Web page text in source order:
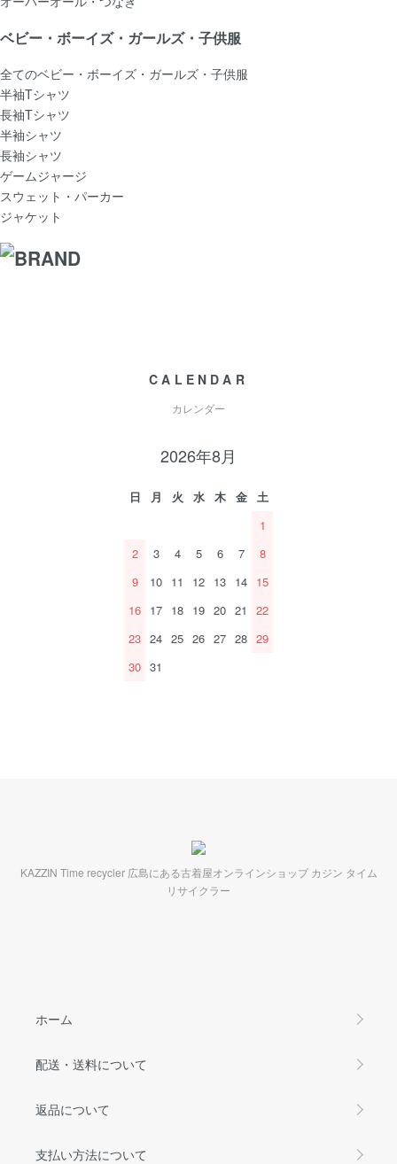
ベビー・ボーイズ・ガールズ・子供服
全てのベビー・ボーイズ・ガールズ・子供服
半袖Tシャツ
長袖Tシャツ
半袖シャツ
長袖シャツ
ゲームジャージ
スウェット・パーカー
ジャケット
CALENDAR
カレンダー
2026年8月
日 月 火 水 木 金
土
1
2
3 4 5 6 7
8
9
10 11 12 13 14 15
16 17 18 19 20 21
22
23 24 25 26 27 28 29
30 31
KAZZIN Time recycler 広島にある古着屋オンラインショップ カジン タイム
リサイクラー
ホーム
配送・送料について
返品について
支払い方法について